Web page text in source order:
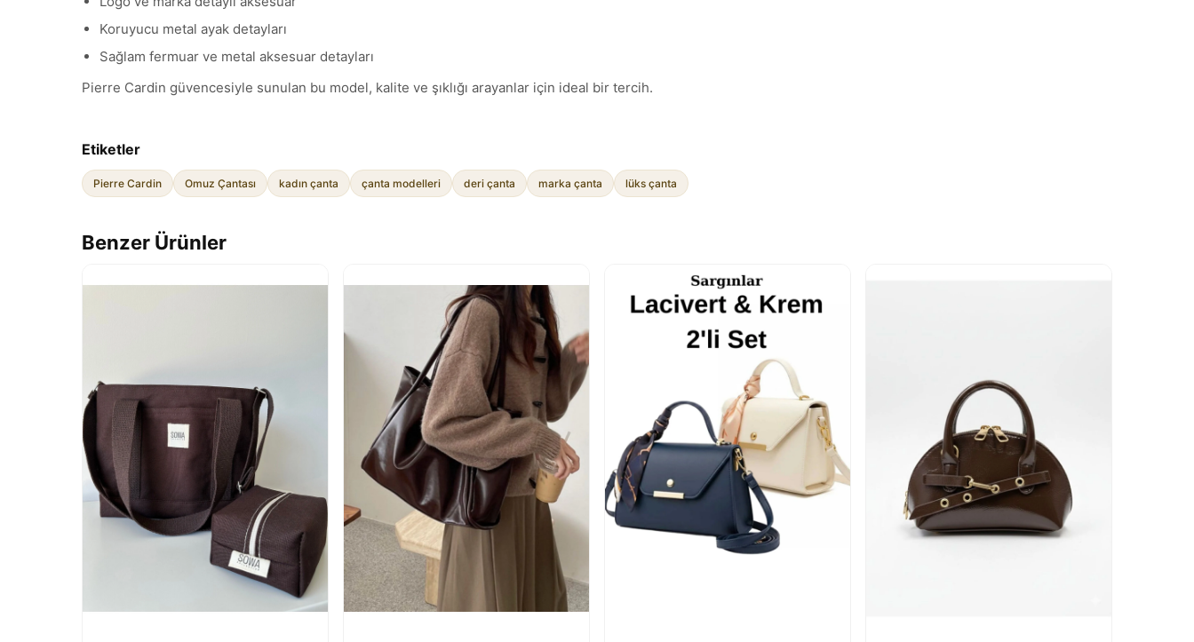
Koruyucu metal ayak detayları
Sağlam fermuar ve metal aksesuar detayları
Pierre Cardin güvencesiyle sunulan bu model, kalite ve şıklığı arayanlar için ideal bir tercih.
Etiketler
Pierre Cardin Omuz Çantası kadın çanta çanta modelleri deri çanta marka çanta lüks çanta
Benzer Ürünler